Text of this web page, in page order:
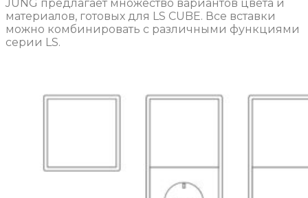
JUNG предлагает множество вариантов цвета и
материалов, готовых для LS CUBE. Все вставки
можно комбинировать с различными функциями
серии LS.